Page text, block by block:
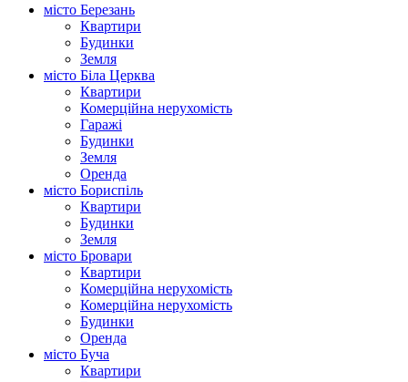
місто Березань
Квартири
Будинки
Земля
місто Біла Церква
Квартири
Комерційна нерухомість
Гаражі
Будинки
Земля
Оренда
місто Бориспіль
Квартири
Будинки
Земля
місто Бровари
Квартири
Комерційна нерухомість
Комерційна нерухомість
Будинки
Оренда
місто Буча
Квартири